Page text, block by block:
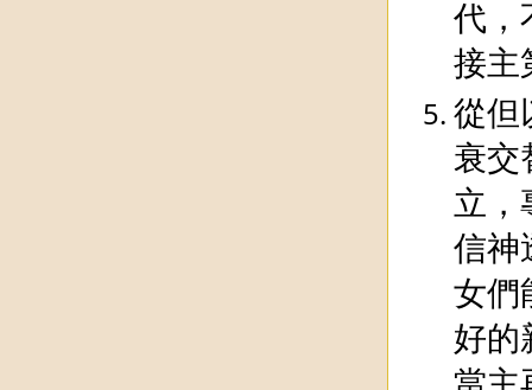
代，
接主
從但
衰交
立，
信神
女們
好的